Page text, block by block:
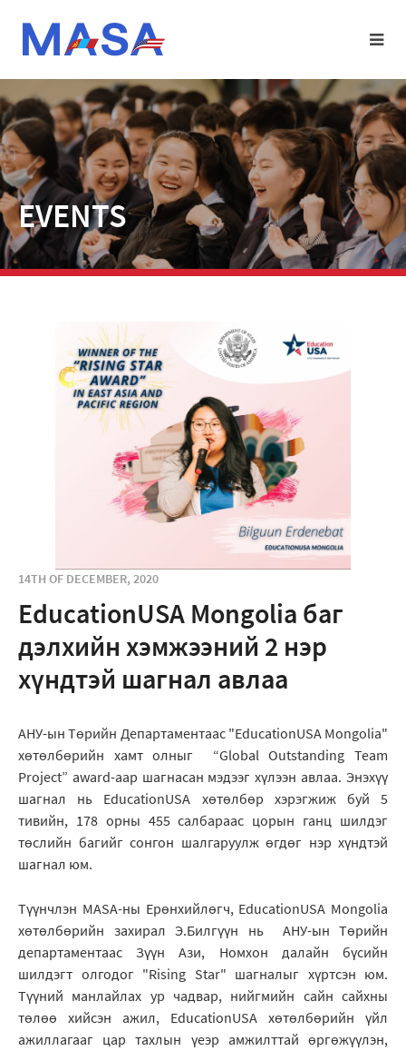
EVENTS
14TH OF DECEMBER, 2020
EducationUSA Mongolia баг
дэлхийн хэмжээний 2 нэр
хүндтэй шагнал авлаа
АНУ-ын Төрийн Департаментаас "EducationUSA Мongolia"
хөтөлбөрийн хамт олныг “Global Outstanding Team
Project” award-аар шагнасан мэдээг хүлээн авлаа. Энэхүү
шагнал нь EducationUSA хөтөлбөр хэрэгжиж буй 5
тивийн, 178 орны 455 салбараас цорын ганц шилдэг
төслийн багийг сонгон шалгаруулж өгдөг нэр хүндтэй
шагнал юм.
Түүнчлэн MASA-ны Ерөнхийлөгч, EducationUSA Mongolia
хөтөлбөрийн захирал Э.Билгүүн нь АНУ-ын Төрийн
департаментаас Зүүн Ази, Номхон далайн бүсийн
шилдэгт олгодог "Rising Star" шагналыг хүртсэн юм.
Түүний манлайлах ур чадвар, нийгмийн сайн сайхны
төлөө хийсэн ажил, EducationUSA хөтөлбөрийн үйл
ажиллагааг цар тахлын үеэр амжилттай өргөжүүлэн,